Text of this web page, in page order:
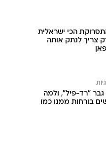
הכי ישראלית
צריך לנתק אותה
"רד-פיל", ולמה
בורחות ממנו כמו